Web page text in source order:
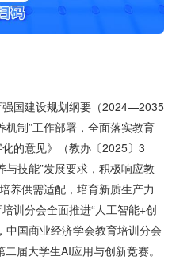
国建设规划纲要（2024—2035
机制”工作部署，全面落实教育
的意见》（教办〔2025〕3
技能”发展要求，积极响应教
养供需适配，培育新质生产力
训分会全面推进“人工智能+创
中国商业经济学会教育培训分会
届大学生AI应用与创新竞赛。